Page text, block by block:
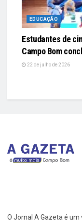
EDUCAÇÃO
Estudantes de
Campo Bom
22 de julho de 2026
O Jornal A Gazeta é